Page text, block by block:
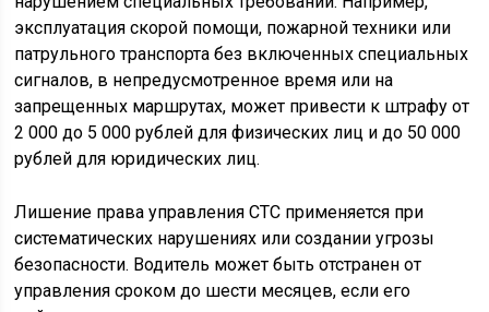
эксплуатация скорой помощи, пожарной техники или
патрульного транспорта без включенных специальных
сигналов, в непредусмотренное время или на
запрещенных маршрутах, может привести к штрафу от
2 000 до 5 000 рублей для физических лиц и до 50 000
рублей для юридических лиц.
Лишение права управления СТС применяется при
систематических нарушениях или создании угрозы
безопасности. Водитель может быть отстранен от
управления сроком до шести месяцев, если его